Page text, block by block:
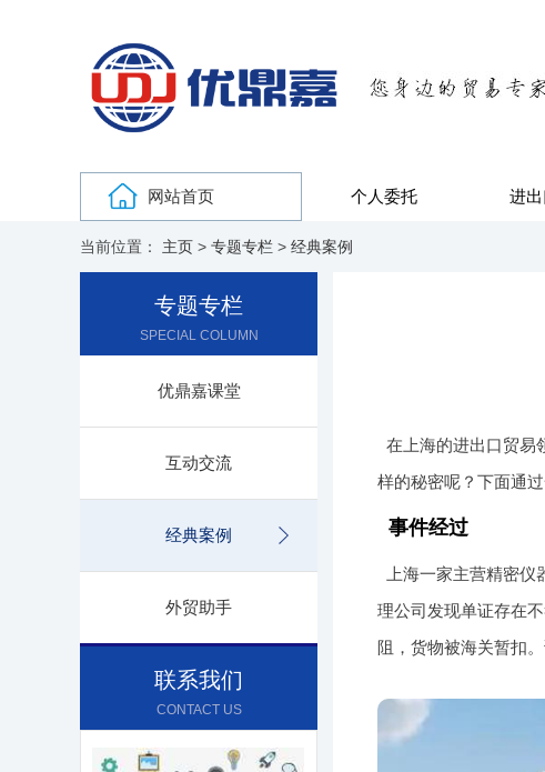
网站首页 个人委托 进
当前位置： 主页 > 专题专栏 > 经典案例
专题专栏
SPECIAL COLUMN
优鼎嘉课堂
互动交流
经典案例
外贸助手
联系我们
CONTACT US
在上海的进出口贸易
样的秘密呢？下面通
事件经过
上海一家主营精密
理公司发现单证存在
阻，货物被海关暂扣